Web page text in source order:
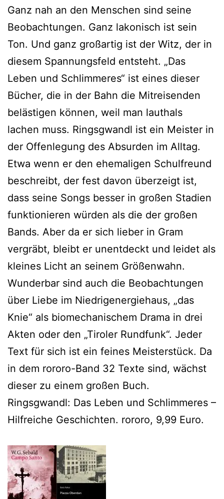
Ganz nah an den Menschen sind seine
Beobachtungen. Ganz lakonisch ist sein
Ton. Und ganz großartig ist der Witz, der in
diesem Spannungsfeld entsteht. „Das
Leben und Schlimmeres“ ist eines dieser
Bücher, die in der Bahn die Mitreisenden
belästigen können, weil man lauthals
lachen muss. Ringsgwandl ist ein Meister in
der Offenlegung des Absurden im Alltag.
Etwa wenn er den ehemaligen Schulfreund
beschreibt, der fest davon überzeigt ist,
dass seine Songs besser in großen Stadien
funktionieren würden als die der großen
Bands. Aber da er sich lieber in Gram
vergräbt, bleibt er unentdeckt und leidet als
kleines Licht an seinem Größenwahn.
Wunderbar sind auch die Beobachtungen
über Liebe im Niedrigenergiehaus, „das
Knie“ als biomechanischem Drama in drei
Akten oder den „Tiroler Rundfunk“. Jeder
Text für sich ist ein feines Meisterstück. Da
in dem rororo-Band 32 Texte sind, wächst
dieser zu einem großen Buch.
Ringsgwandl: Das Leben und Schlimmeres –
Hilfreiche Geschichten. rororo, 9,99 Euro.